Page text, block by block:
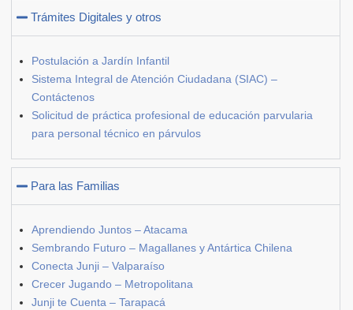
Trámites Digitales y otros
Postulación a Jardín Infantil
Sistema Integral de Atención Ciudadana (SIAC) –
Contáctenos
Solicitud de práctica profesional de educación parvularia
para personal técnico en párvulos
Para las Familias
Aprendiendo Juntos – Atacama
Sembrando Futuro – Magallanes y Antártica Chilena
Conecta Junji – Valparaíso
Crecer Jugando – Metropolitana
Junji te Cuenta – Tarapacá